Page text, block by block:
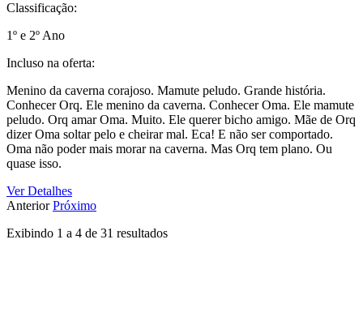
Classificação:
1º e 2º Ano
Incluso na oferta:
Menino da caverna corajoso. Mamute peludo. Grande história.
Conhecer Orq. Ele menino da caverna. Conhecer Oma. Ele mamute
peludo. Orq amar Oma. Muito. Ele querer bicho amigo. Mãe de Orq
dizer Oma soltar pelo e cheirar mal. Eca! E não ser comportado.
Oma não poder mais morar na caverna. Mas Orq tem plano. Ou
quase isso.
Ver Detalhes
AnteriorPróximo
Exibindo 1 a 4 de 31 resultados